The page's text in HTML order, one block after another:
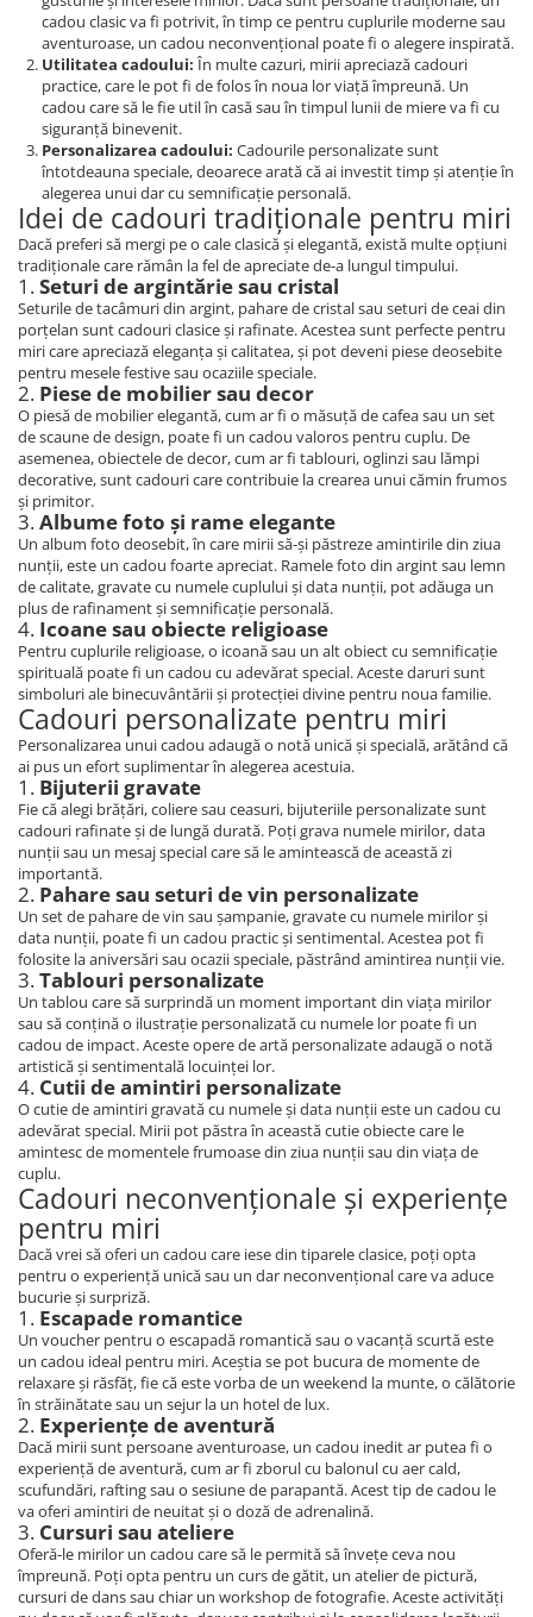
cadou clasic va fi potrivit, în timp ce pentru cuplurile moderne sau
aventuroase, un cadou neconvențional poate fi o alegere inspirată.
Utilitatea cadoului: În multe cazuri, mirii apreciază cadouri
practice, care le pot fi de folos în noua lor viață împreună. Un
cadou care să le fie util în casă sau în timpul lunii de miere va fi cu
siguranță binevenit.
Personalizarea cadoului: Cadourile personalizate sunt
întotdeauna speciale, deoarece arată că ai investit timp și atenție în
alegerea unui dar cu semnificație personală.
Idei de cadouri tradiționale pentru miri
Dacă preferi să mergi pe o cale clasică și elegantă, există multe opțiuni
tradiționale care rămân la fel de apreciate de-a lungul timpului.
1.Seturi de argintărie sau cristal
Seturile de tacâmuri din argint, pahare de cristal sau seturi de ceai din
porțelan sunt cadouri clasice și rafinate. Acestea sunt perfecte pentru
miri care apreciază eleganța și calitatea, și pot deveni piese deosebite
pentru mesele festive sau ocaziile speciale.
2. Piese de mobilier sau decor
O piesă de mobilier elegantă, cum ar fi o măsuță de cafea sau un set
de scaune de design, poate fi un cadou valoros pentru cuplu. De
asemenea, obiectele de decor, cum ar fi tablouri, oglinzi sau lămpi
decorative, sunt cadouri care contribuie la crearea unui cămin frumos
și primitor.
3.Albume foto și rame elegante
Un album foto deosebit, în care mirii să-și păstreze amintirile din ziua
nunții, este un cadou foarte apreciat. Ramele foto din argint sau lemn
de calitate, gravate cu numele cuplului și data nunții, pot adăuga un
plus de rafinament și semnificație personală.
4. Icoane sau obiecte religioase
Pentru cuplurile religioase, o icoană sau un alt obiect cu semnificație
spirituală poate fi un cadou cu adevărat special. Aceste daruri sunt
simboluri ale binecuvântării și protecției divine pentru noua familie.
Cadouri personalizate pentru miri
Personalizarea unui cadou adaugă o notă unică și specială, arătând că
ai pus un efort suplimentar în alegerea acestuia.
1. Bijuterii gravate
Fie că alegi brățări, coliere sau ceasuri, bijuteriile personalizate sunt
cadouri rafinate și de lungă durată. Poți grava numele mirilor, data
nunții sau un mesaj special care să le amintească de această zi
importantă.
2. Pahare sau seturi de vin personalizate
Un set de pahare de vin sau șampanie, gravate cu numele mirilor și
data nunții, poate fi un cadou practic și sentimental. Acestea pot fi
folosite la aniversări sau ocazii speciale, păstrând amintirea nunții vie.
3.Tablouri personalizate
Un tablou care să surprindă un moment important din viața mirilor
sau să conțină o ilustrație personalizată cu numele lor poate fi un
cadou de impact. Aceste opere de artă personalizate adaugă o notă
artistică și sentimentală locuinței lor.
4. Cutii de amintiri personalizate
O cutie de amintiri gravată cu numele și data nunții este un cadou cu
adevărat special. Mirii pot păstra în această cutie obiecte care le
amintesc de momentele frumoase din ziua nunții sau din viața de
cuplu.
Cadouri neconvenționale și experiențe
pentru miri
Dacă vrei să oferi un cadou care iese din tiparele clasice, poți opta
pentru o experiență unică sau un dar neconvențional care va aduce
bucurie și surpriză.
1. Escapade romantice
Un voucher pentru o escapadă romantică sau o vacanță scurtă este
un cadou ideal pentru miri. Aceștia se pot bucura de momente de
relaxare și răsfăț, fie că este vorba de un weekend la munte, o călătorie
în străinătate sau un sejur la un hotel de lux.
2. Experiențe de aventură
Dacă mirii sunt persoane aventuroase, un cadou inedit ar putea fi o
experiență de aventură, cum ar fi zborul cu balonul cu aer cald,
scufundări, rafting sau o sesiune de parapantă. Acest tip de cadou le
va oferi amintiri de neuitat și o doză de adrenalină.
3. Cursuri sau ateliere
Oferă-le mirilor un cadou care să le permită să învețe ceva nou
împreună. Poți opta pentru un curs de gătit, un atelier de pictură,
cursuri de dans sau chiar un workshop de fotografie. Aceste activități